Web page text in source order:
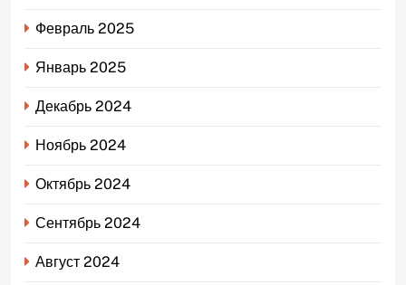
Февраль 2025
Январь 2025
Декабрь 2024
Ноябрь 2024
Октябрь 2024
Сентябрь 2024
Август 2024